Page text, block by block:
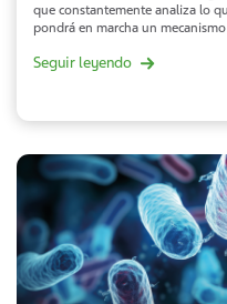
que constantemente analiza lo
pondrá en marcha un
Seguir leyendo